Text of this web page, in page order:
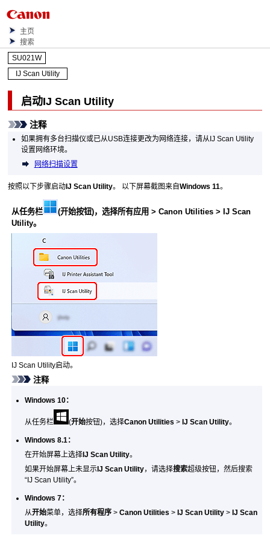
主页
搜索
SU021W
IJ Scan Utility
启动IJ Scan Utility
注释
如果拥有多台扫描仪或已从USB连接更改为网络连接，请从 IJ Scan Utility
设置网络环境。
网络扫描设置
按照以下步骤启动 IJ Scan Utility。 以下屏幕截图来自Windows 11。
从任务栏 (开始按钮)，选择所有应用 >Canon Utilities > IJ Scan
Utility。
IJ Scan Utility启动。
注释
Windows 10：
从任务栏 (开始按钮)，选择Canon Utilities >IJ Scan Utility。
Windows 8.1 ：
在开始屏幕上选择IJ Scan Utility。
如果开始屏幕上未显示IJ Scan Utility，请选择搜索超级按钮，然后搜索
“IJ Scan Utility”。
Windows 7：
从开始菜单，选择所有程序 >Canon Utilities >IJ Scan Utility >IJ Scan
Utility。